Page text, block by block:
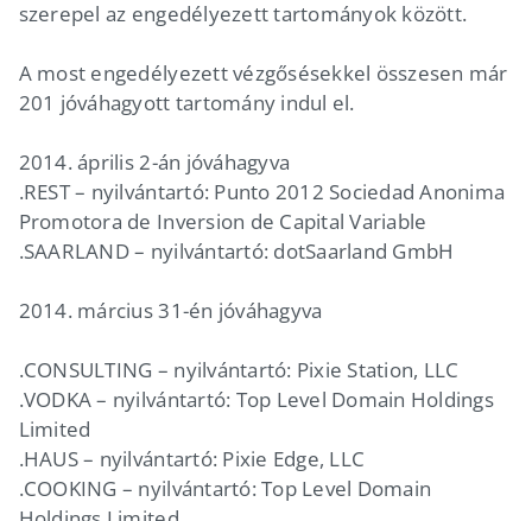
szerepel az engedélyezett tartományok között.
A most engedélyezett vézgősésekkel összesen már
201 jóváhagyott tartomány indul el.
2014. április 2-án jóváhagyva
.REST – nyilvántartó: Punto 2012 Sociedad Anonima
Promotora de Inversion de Capital Variable
.SAARLAND – nyilvántartó: dotSaarland GmbH
2014. március 31-én jóváhagyva
.CONSULTING – nyilvántartó: Pixie Station, LLC
.VODKA – nyilvántartó: Top Level Domain Holdings
Limited
.HAUS – nyilvántartó: Pixie Edge, LLC
.COOKING – nyilvántartó: Top Level Domain